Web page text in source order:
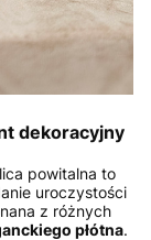
dekoracyjny
powitalna to
uroczystości
z różnych
płótna.